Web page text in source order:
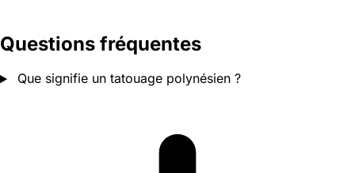
Questions fréquentes
Que signifie un tatouage polynésien ?